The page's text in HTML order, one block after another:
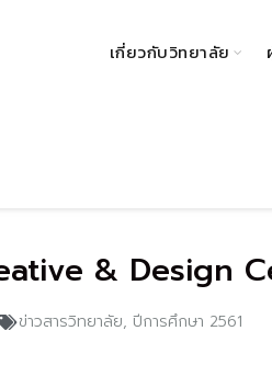
เกี่ยวกับวิทยาลัย
& Design
ข่าวสารวิทยาลัย, ปีการศึกษา 2561